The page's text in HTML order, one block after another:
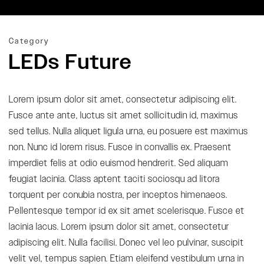
Category
LEDs Future
Lorem ipsum dolor sit amet, consectetur adipiscing elit.
Fusce ante ante, luctus sit amet sollicitudin id, maximus
sed tellus. Nulla aliquet ligula urna, eu posuere est maximus
non. Nunc id lorem risus. Fusce in convallis ex. Praesent
imperdiet felis at odio euismod hendrerit. Sed aliquam
feugiat lacinia. Class aptent taciti sociosqu ad litora
torquent per conubia nostra, per inceptos himenaeos.
Pellentesque tempor id ex sit amet scelerisque. Fusce et
lacinia lacus. Lorem ipsum dolor sit amet, consectetur
adipiscing elit. Nulla facilisi. Donec vel leo pulvinar, suscipit
velit vel, tempus sapien. Etiam eleifend vestibulum urna in